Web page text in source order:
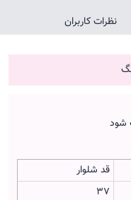
نظرات کاربران
شود
قد شلوار
37